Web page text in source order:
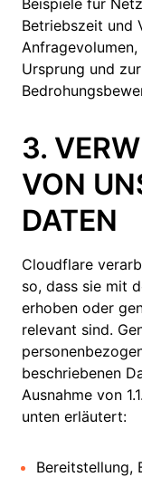
Beispiele für
Betriebszeit und
Anfragevolumen,
Ursprung und
3.
VON
DATEN
Cloudflare
so, dass sie mit
erhoben oder
relevant sind.
beschriebenen
Ausnahme von
unten erläutert:
Bereitstellung,